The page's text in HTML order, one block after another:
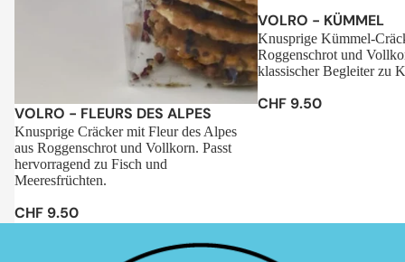
Sale
VOLRO - FLEURS DES ALPES
Knusprige Cräcker mit Fleur des Alpes
aus Roggenschrot und Vollkorn. Passt
hervorragend zu Fisch und
Meeresfrüchten.
CHF 9.50
VOLRO - KÜMMEL
Knusprige Kümmel-
Roggenschrot und
klassischer Begleiter zu
CHF 9.50